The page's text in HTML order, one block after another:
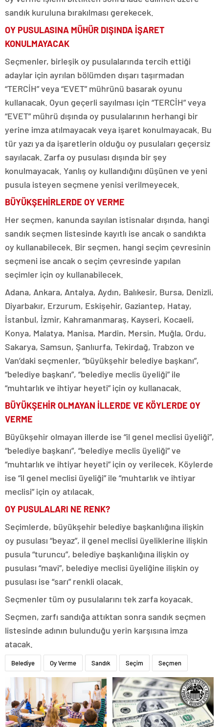
sandık kuruluna bırakılması gerekecek.
OY PUSULASINA MÜHÜR DIŞINDA İŞARET
KONULMAYACAK
Seçmenler, birleşik oy pusulalarında tercih ettiği
adaylar için ayrılan bölümden dışarı taşırmadan
“TERCİH” veya “EVET” mührünü basarak oyunu
kullanacak. Oyun geçerli sayılması için “TERCİH” veya
“EVET” mührü dışında oy pusulalarının herhangi bir
yerine imza atılmayacak veya işaret konulmayacak. Bu
tür yazı ya da işaretlerin olduğu oy pusulaları geçersiz
sayılacak. Zarfa oy pusulası dışında bir şey
konulmayacak. Yanlış oy kullandığını düşünen ve yeni
pusula isteyen seçmene yenisi verilmeyecek.
BÜYÜKŞEHİRLERDE OY VERME
Her seçmen, kanunda sayılan istisnalar dışında, hangi
sandık seçmen listesinde kayıtlı ise ancak o sandıkta
oy kullanabilecek. Bir seçmen, hangi seçim çevresinin
seçmeni ise ancak o seçim çevresinde yapılan
seçimler için oy kullanabilecek.
Adana, Ankara, Antalya, Aydın, Balıkesir, Bursa, Denizli,
Diyarbakır, Erzurum, Eskişehir, Gaziantep, Hatay,
İstanbul, İzmir, Kahramanmaraş, Kayseri, Kocaeli,
Konya, Malatya, Manisa, Mardin, Mersin, Muğla, Ordu,
Sakarya, Samsun, Şanlıurfa, Tekirdağ, Trabzon ve
Van’daki seçmenler, “büyükşehir belediye başkanı”,
“belediye başkanı”, “belediye meclis üyeliği” ile
“muhtarlık ve ihtiyar heyeti” için oy kullanacak.
BÜYÜKŞEHİR OLMAYAN İLLERDE VE KÖYLERDE OY
VERME
Büyükşehir olmayan illerde ise “il genel meclisi üyeliği”,
“belediye başkanı”, “belediye meclis üyeliği” ve
“muhtarlık ve ihtiyar heyeti” için oy verilecek. Köylerde
ise “il genel meclisi üyeliği” ile “muhtarlık ve ihtiyar
meclisi” için oy atılacak.
OY PUSULALARI NE RENK?
Seçimlerde, büyükşehir belediye başkanlığına ilişkin
oy pusulası “beyaz”, il genel meclisi üyeliklerine ilişkin
pusula “turuncu”, belediye başkanlığına ilişkin oy
pusulası “mavi”, belediye meclisi üyeliğine ilişkin oy
pusulası ise “sarı” renkli olacak.
Seçmenler tüm oy pusulalarını tek zarfa koyacak.
Seçmen, zarfı sandığa attıktan sonra sandık seçmen
listesinde adının bulunduğu yerin karşısına imza
atacak.
Belediye Oy Verme Sandık Seçim Seçmen